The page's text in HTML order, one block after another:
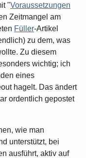
"Voraussetzungen
Zeitmangel am
Füller-Artikel
zu dem, was
Zu diesem
wichtig; ich
eines
hagelt. Das ändert
ordentlich gepostet
wie man
unterstützt, bei
ausführt, aktiv auf